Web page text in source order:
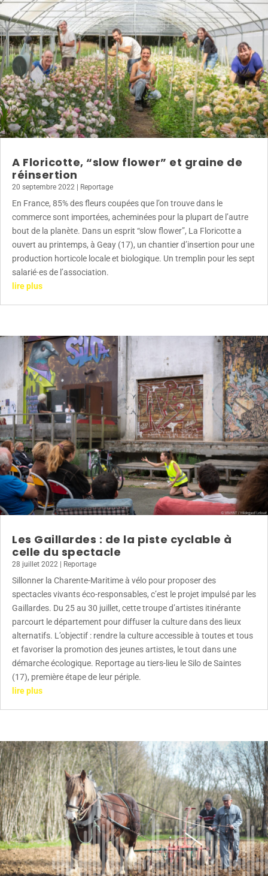
A Floricotte, “slow flower” et graine de
réinsertion
20 septembre 2022 | Reportage
En France, 85% des fleurs coupées que l’on trouve dans le
commerce sont importées, acheminées pour la plupart de l’autre
bout de la planète. Dans un esprit “slow flower”, La Floricotte a
ouvert au printemps, à Geay (17), un chantier d’insertion pour une
production horticole locale et biologique. Un tremplin pour les sept
salarié·es de l’association.
lire plus
Les Gaillardes : de la piste cyclable à
celle du spectacle
28 juillet 2022 Reportage
Sillonner la Charente-Maritime à vélo pour proposer des
spectacles vivants éco-responsables, c’est le projet impulsé par les
Gaillardes. Du 25 au 30 juillet, cette troupe d’artistes itinérante
parcourt le département pour diffuser la culture dans des lieux
alternatifs. L’objectif : rendre la culture accessible à toutes et tous
et favoriser la promotion des jeunes artistes, le tout dans une
démarche écologique. Reportage au tiers-lieu le Silo de Saintes
(17), première étape de leur périple.
lire plus